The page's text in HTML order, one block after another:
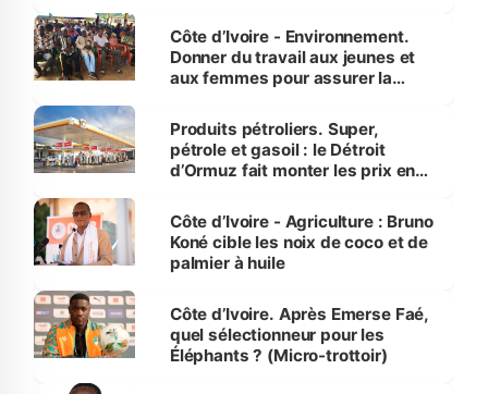
Côte d’Ivoire - Environnement.
Donner du travail aux jeunes et
aux femmes pour assurer la
menacées
Produits pétroliers. Super,
pétrole et gasoil : le Détroit
d’Ormuz fait monter les prix en
Côte d’Ivoire - Agriculture : Bruno
Koné cible les noix de coco et de
palmier à huile
Côte d’Ivoire. Après Emerse Faé,
quel sélectionneur pour les
Éléphants ? (Micro-trottoir)